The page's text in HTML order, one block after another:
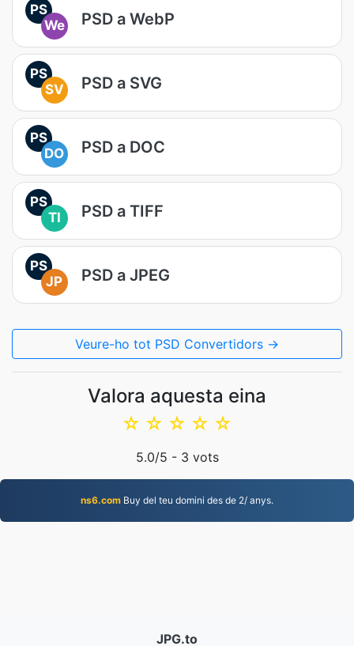
PS
We
PSD a WebP
PS
SV
PSD a SVG
PS
DO
PSD a DOC
PS
TI
PSD a TIFF
PS
JP
PSD a JPEG
Veure-ho tot PSD Convertidors →
Valora aquesta eina
☆
☆
☆
☆
☆
5.0/5 - 3 vots
ns6.com Buy del teu domini des de 2/ anys.
JPG.to